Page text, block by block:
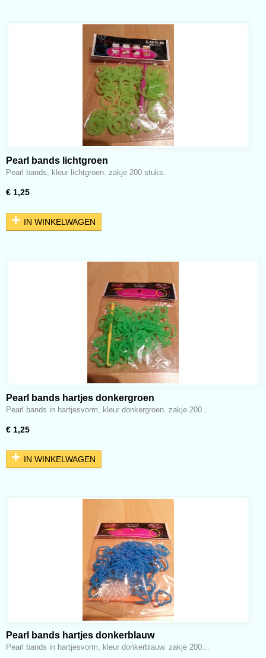
Pearl bands lichtgroen
Pearl bands, kleur lichtgroen. zakje 200 stuks.
€ 1,25
IN WINKELWAGEN
Pearl bands hartjes donkergroen
Pearl bands in hartjesvorm, kleur donkergroen. zakje 200…
€ 1,25
IN WINKELWAGEN
Pearl bands hartjes donkerblauw
Pearl bands in hartjesvorm, kleur donkerblauw. zakje 200…